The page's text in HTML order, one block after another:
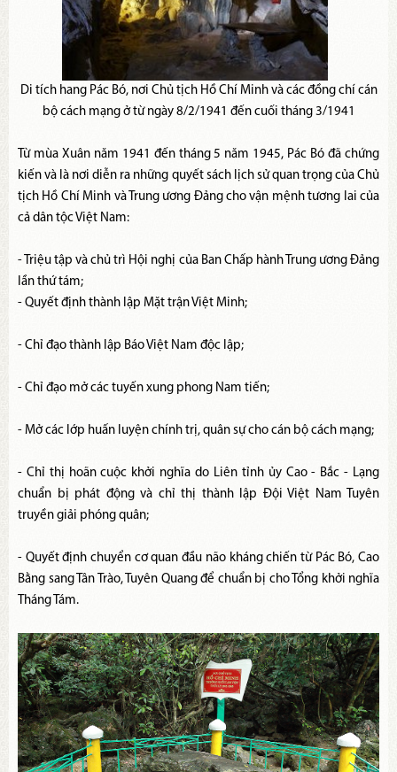
Di tích hang Pác Bó, nơi Chủ tịch Hồ Chí Minh và các đồng chí cán
bộ cách mạng ở từ ngày 8/2/1941 đến cuối tháng 3/1941
Từ mùa Xuân năm 1941 đến tháng 5 năm 1945, Pác Bó đã chứng
kiến và là nơi diễn ra những quyết sách lịch sử quan trọng của Chủ
tịch Hồ Chí Minh và Trung ương Đảng cho vận mệnh tương lai của
cả dân tộc Việt Nam:
- Triệu tập và chủ trì Hội nghị của Ban Chấp hành Trung ương Đảng
lần thứ tám;
- Quyết định thành lập Mặt trận Việt Minh;
- Chỉ đạo thành lập Báo Việt Nam độc lập;
- Chỉ đạo mở các tuyến xung phong Nam tiến;
- Mở các lớp huấn luyện chính trị, quân sự cho cán bộ cách mạng;
- Chỉ thị hoãn cuộc khởi nghĩa do Liên tỉnh ủy Cao - Bắc - Lạng
chuẩn bị phát động và chỉ thị thành lập Đội Việt Nam Tuyên
truyền giải phóng quân;
- Quyết định chuyển cơ quan đầu não kháng chiến từ Pác Bó, Cao
Bằng sang Tân Trào, Tuyên Quang để chuẩn bị cho Tổng khởi nghĩa
Tháng Tám.